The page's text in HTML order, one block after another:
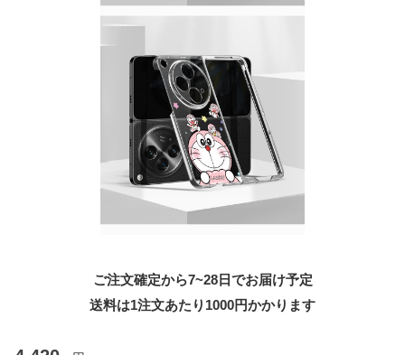
ご注文確定から7~28日でお届け予定
送料は1注文あたり 1000円かかります